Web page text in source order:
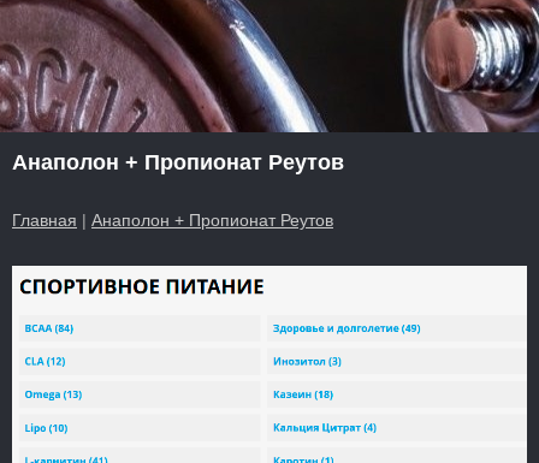
Анаполон + Пропионат Реутов
Главная | Анаполон + Пропионат Реутов